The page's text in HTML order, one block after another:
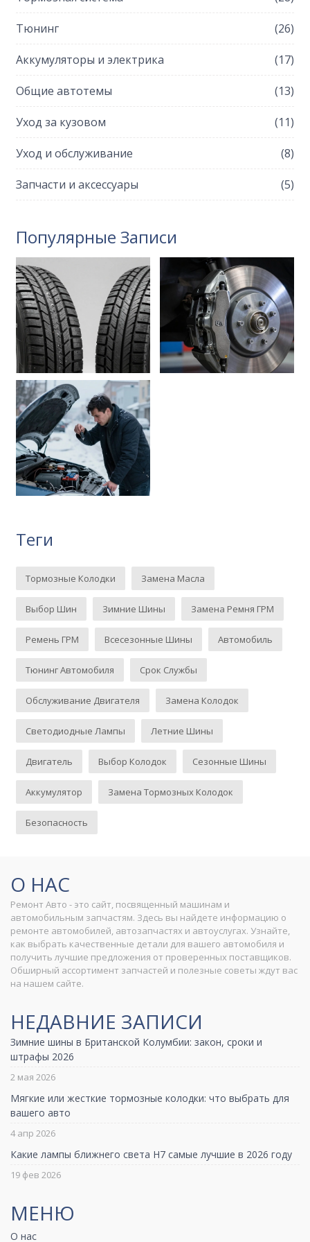
Тюнинг (26)
Аккумуляторы и электрика (17)
Общие автотемы (13)
Уход за кузовом (11)
Уход и обслуживание (8)
Запчасти и аксессуары (5)
Популярные Записи
Теги
Тормозные Колодки Замена Масла
Выбор Шин Зимние Шины Замена Ремня ГРМ
Ремень ГРМ Всесезонные Шины Автомобиль
Тюнинг Автомобиля Срок Службы
Обслуживание Двигателя Замена Колодок
Светодиодные Лампы Летние Шины
Двигатель Выбор Колодок Сезонные Шины
Аккумулятор Замена Тормозных Колодок
Безопасность
О НАС
Ремонт Авто - это сайт, посвященный машинам и
автомобильным запчастям. Здесь вы найдете информацию о
ремонте автомобилей, автозапчастях и автоуслугах. Узнайте,
как выбрать качественные детали для вашего автомобиля и
получить лучшие предложения от проверенных поставщиков.
Обширный ассортимент запчастей и полезные советы ждут вас
на нашем сайте.
НЕДАВНИЕ ЗАПИСИ
Зимние шины в Британской Колумбии: закон, сроки и
штрафы 2026
2 мая 2026
Мягкие или жесткие тормозные колодки: что выбрать для
вашего авто
4 апр 2026
Какие лампы ближнего света H7 самые лучшие в 2026 году
19 фев 2026
МЕНЮ
О нас